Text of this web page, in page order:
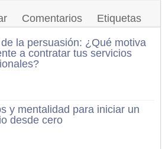
Comentarios Etiquetas
la persuasión: ¿Qué motiva
a contratar tus servicios
y mentalidad para iniciar un
desde cero